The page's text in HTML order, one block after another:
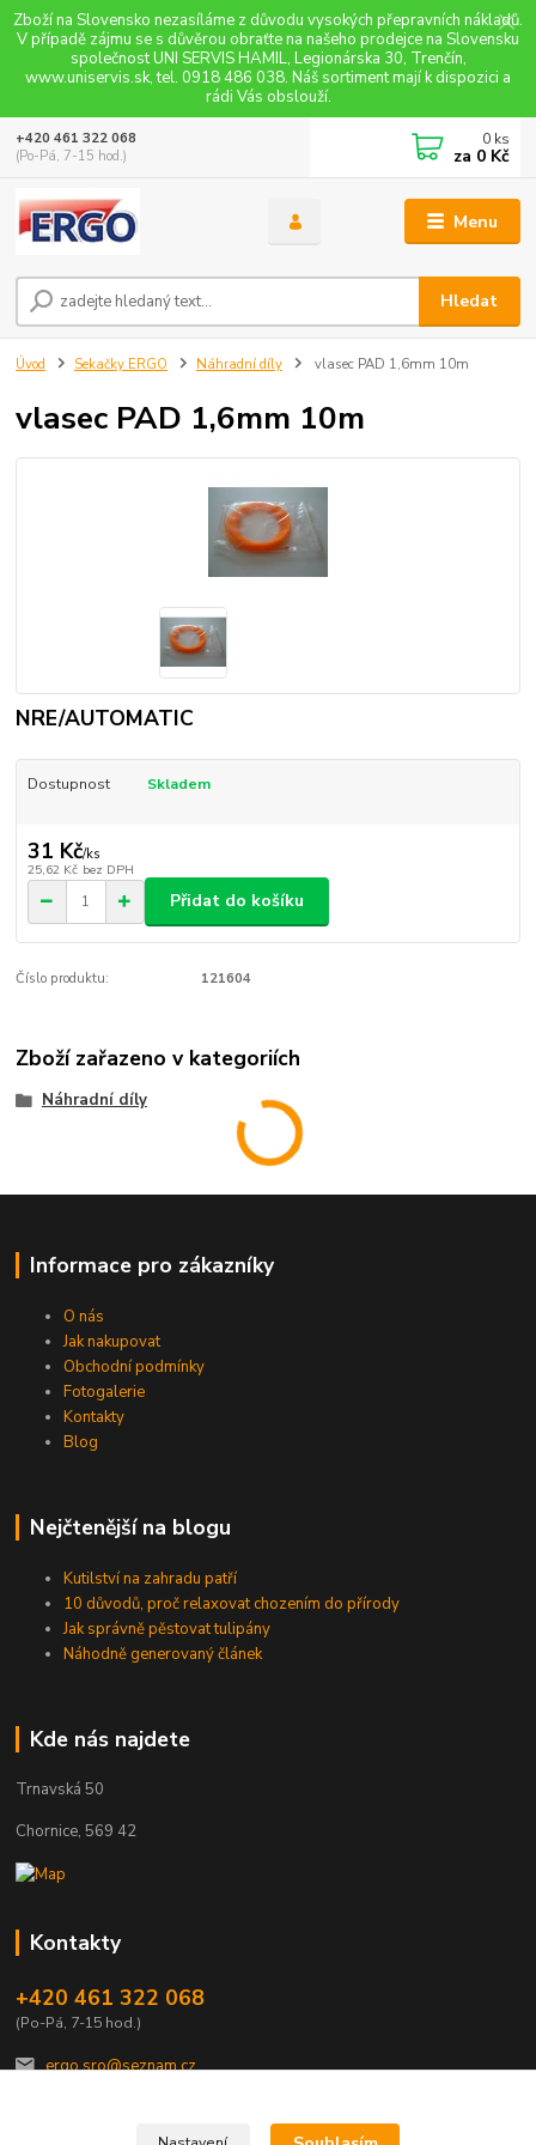
Zboží na Slovensko nezasíláme z důvodu vysokých přepravních nákladů.
V případě zájmu se s důvěrou obraťte na našeho prodejce na Slovensku
společnost UNI SERVIS HAMIL, Legionárska 30, Trenčín,
www.uniservis.sk, tel. 0918 486 038. Náš sortiment mají k dispozici a
rádi Vás obslouží.
Menu
Hledat
+420 461 322 068
(Po-Pá, 7-15 hod.)
0 ks
za 0 Kč
Úvod Sekačky ERGO Náhradní díly vlasec PAD 1,6mm 10m
vlasec PAD 1,6mm 10m
NRE/AUTOMATIC
Dostupnost Skladem
31 Kč/ks
25,62 Kč bez DPH
Přidat do košíku
Číslo produktu: 121604
Zboží zařazeno v kategoriích
Náhradní díly
Informace pro zákazníky
O nás
Jak nakupovat
Obchodní podmínky
Fotogalerie
Kontakty
Blog
Nejčtenější na blogu
Kutilství na zahradu patří
10 důvodů, proč relaxovat chozením do přírody
Jak správně pěstovat tulipány
Náhodně generovaný článek
Kde nás najdete
Trnavská 50
Chornice, 569 42
Kontakty
+420 461 322 068
(Po-Pá, 7-15 hod.)
ergo.sro@seznam.cz